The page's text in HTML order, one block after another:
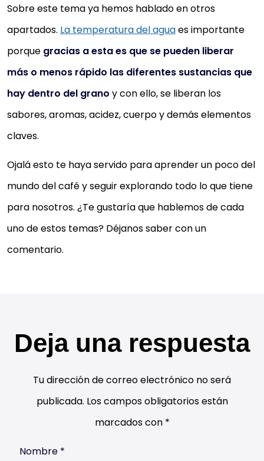
Sobre este tema ya hemos hablado en otros
apartados. La temperatura del aguaes importante
porque gracias a esta es que se pueden liberar
más o menos rápido las diferentes sustancias que
hay dentro del grano y con ello, se liberan los
sabores, aromas, acidez, cuerpo y demás elementos
claves.
Ojalá esto te haya servido para aprender un poco del
mundo del café y seguir explorando todo lo que tiene
para nosotros. ¿Te gustaría que hablemos de cada
uno de estos temas? Déjanos saber con un
comentario.
Deja una respuesta
Tu dirección de correo electrónico no será
publicada. Los campos obligatorios están
marcados con *
Nombre *